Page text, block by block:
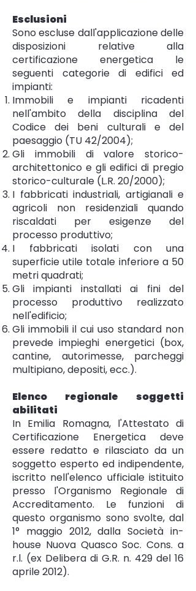
Esclusioni
Sono escluse dall'applicazione delle
disposizioni relative alla
certificazione energetica le
seguenti categorie di edifici ed
impianti:
Immobili e impianti ricadenti
nell'ambito della disciplina del
Codice dei beni culturali e del
paesaggio (TU 42/2004);
Gli immobili di valore storico-
architettonico e gli edifici di pregio
storico-culturale (L.R. 20/2000);
I fabbricati industriali, artigianali e
agricoli non residenziali quando
riscaldati per esigenze del
processo produttivo;
I fabbricati isolati con una
superficie utile totale inferiore a 50
metri quadrati;
Gli impianti installati ai fini del
processo produttivo realizzato
nell'edificio;
Gli immobili il cui uso standard non
prevede impieghi energetici (box,
cantine, autorimesse, parcheggi
multipiano, depositi, ecc.).
Elenco regionale soggetti
abilitati
In Emilia Romagna, l'Attestato di
Certificazione Energetica deve
essere redatto e rilasciato da un
soggetto esperto ed indipendente,
iscritto nell'elenco ufficiale istituito
presso l'Organismo Regionale di
Accreditamento. Le funzioni di
questo organismo sono svolte, dal
1° maggio 2012, dalla Società in-
house Nuova Quasco Soc. Cons. a
r.l. (ex Delibera di G.R. n. 429 del 16
aprile 2012).